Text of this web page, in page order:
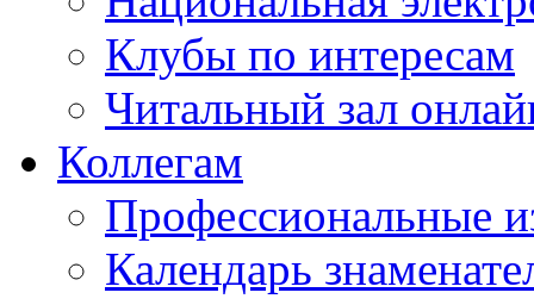
Клубы по интересам
Читальный зал
Коллегам
Профессиональные
Календарь